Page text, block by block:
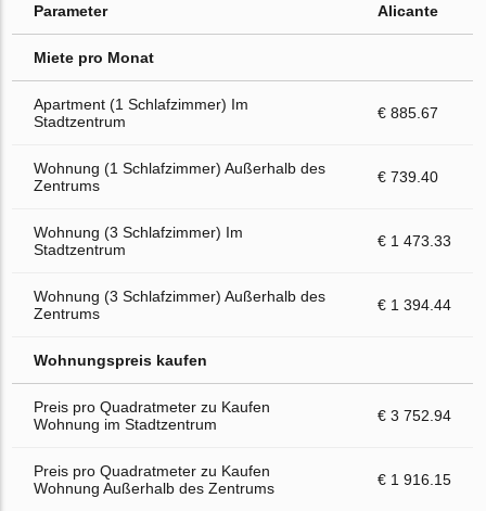
Parameter Alicante
Miete pro Monat
Apartment (1 Schlafzimmer) Im
Stadtzentrum
€ 885.67
Wohnung (1 Schlafzimmer) Außerhalb des
Zentrums
€ 739.40
Wohnung (3 Schlafzimmer) Im
Stadtzentrum
€ 1 473.33
Wohnung (3 Schlafzimmer) Außerhalb des
Zentrums
€ 1 394.44
Wohnungspreis kaufen
Preis pro Quadratmeter zu Kaufen
Wohnung im Stadtzentrum
€ 3 752.94
Preis pro Quadratmeter zu Kaufen
Wohnung Außerhalb des Zentrums
€ 1 916.15